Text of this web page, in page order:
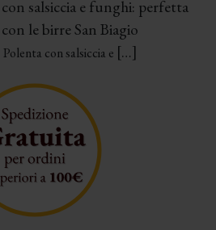
salsiccia e funghi: perfetta
con le birre San Biagio
Polenta con salsiccia e […]